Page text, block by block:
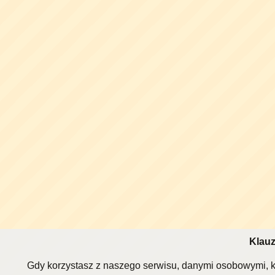
Gdy korzystasz z naszego serwisu, danymi osobowymi,